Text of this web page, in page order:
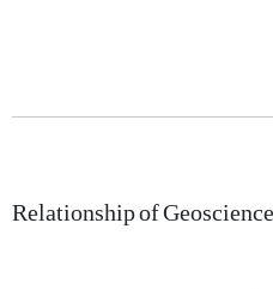
Relationship of